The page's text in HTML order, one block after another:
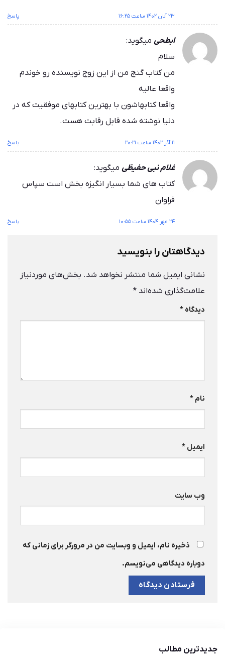
۲۳ آبان ۱۴۰۲ ساعت ۱۶:۲۵ پاسخ
ابطحی میگوید:
سلام
من کتاب گنج من از این زوج نویسنده رو خوندم
واقعا عالیه
واقعا کتابهاشون با بهترین کتابهای موفقیت که در
دنیا نوشته شده قابل رقابت هست.
۱۱ آذر ۱۴۰۲ ساعت ۲۰:۲۱ پاسخ
غلام نبی حفیظی میگوید:
کتاب های شما بسیار انگیزه بخش است سپاس
فراوان
۲۴ مهر ۱۴۰۴ ساعت ۱۰:۵۵ پاسخ
دیدگاهتان را بنویسید
نشانی ایمیل شما منتشر نخواهد شد. بخش‌های موردنیاز
علامت‌گذاری شده‌اند *
دیدگاه *
نام *
ایمیل *
وب‌ سایت
ذخیره نام، ایمیل و وبسایت من در مرورگر برای زمانی که
دوباره دیدگاهی می‌نویسم.
جدیدترین مطالب